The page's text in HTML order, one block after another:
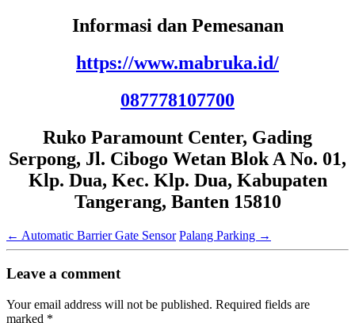
Informasi dan Pemesanan
https://www.mabruka.id/
087778107700
Ruko Paramount Center, Gading
Serpong, Jl. Cibogo Wetan Blok A No. 01,
Klp. Dua, Kec. Klp. Dua, Kabupaten
Tangerang, Banten 15810
← Automatic Barrier Gate Sensor Palang Parking →
Leave a comment
Your email address will not be published. Required fields are
marked *